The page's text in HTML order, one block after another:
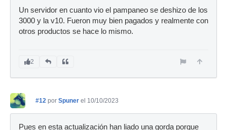
Un servidor en cuanto vio el pampaneo se deshizo de los
3000 y la v10. Fueron muy bien pagados y realmente con
otros productos se hace lo mismo.
2
#12 por Spuner el 10/10/2023
Pues en esta actualización han liado una gorda porque